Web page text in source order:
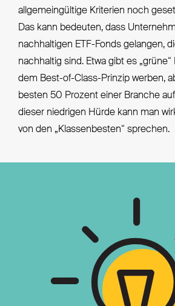
allgemeingültige Kriterien noch
Das kann bedeuten, dass
nachhaltigen ETF-Fonds gelangen,
nachhaltig sind. Etwa gibt es
dem Best-of-Class-Prinzip werben,
besten 50 Prozent einer Branche
dieser niedrigen Hürde kann man
von den „Klassenbesten“ sprechen.